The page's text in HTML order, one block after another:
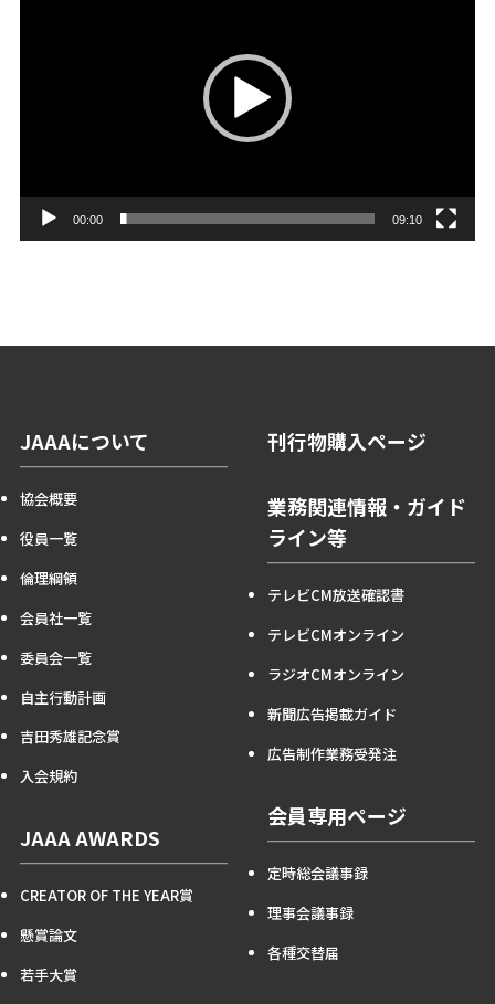
00:00 09:10
JAAAについて
協会概要
役員一覧
倫理綱領
会員社一覧
委員会一覧
自主行動計画
吉田秀雄記念賞
入会規約
JAAA AWARDS
CREATOR OF THE YEAR賞
懸賞論文
若手大賞
刊行物購入ページ
業務関連情報・ガイド
ライン等
テレビCM放送確認書
テレビCMオンライン
ラジオCMオンライン
新聞広告掲載ガイド
広告制作業務受発注
会員専用ページ
定時総会議事録
理事会議事録
各種交替届